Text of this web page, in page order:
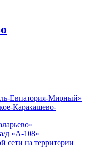
Евпатория-Мирный»
Каракашево-
д «А-108»
сети на территории